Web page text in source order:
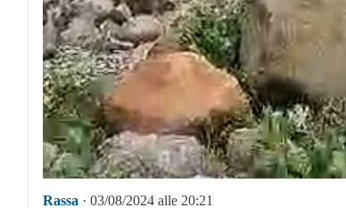
Rassa · 03/08/2024 alle 20:21